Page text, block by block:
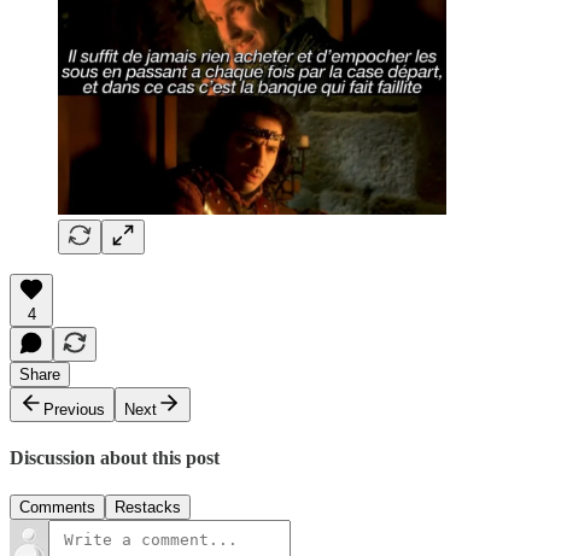
4
Share
Previous
Next
Discussion about this post
Comments Restacks